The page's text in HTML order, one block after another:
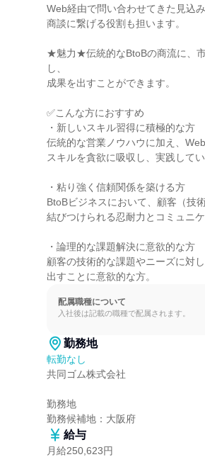
Web経由で問い合わせてきた見込
商談に繋げる役割も担います。
★魅力★伝統的なBtoBの商流に、
し、
成果を出すことができます。
✅こんな方におすすめ
・新しいスキル習得に積極的な方
伝統的な営業ノウハウに加え、
スキルを貪欲に吸収し、実践して
・粘り強く信頼関係を築ける方
BtoBビジネスにおいて、顧客（技
結びつけられる忍耐力とコミュニ
・論理的な課題解決に意欲的な方
顧客の技術的な課題やニーズに対
出すことに意欲的な方。
配属職種について
入社後は記載の職種で配属されます。
勤務地
転勤なし
共同ゴム株式会社
勤務地
勤務候補地：大阪府
給与
月給250,623円